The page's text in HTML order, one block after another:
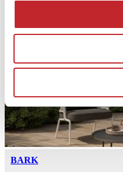
BARK